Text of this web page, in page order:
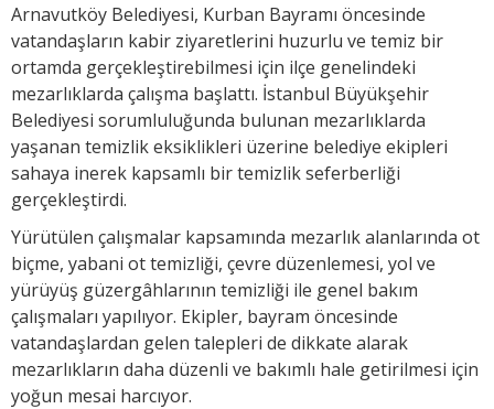
Arnavutköy Belediyesi, Kurban Bayramı öncesinde
vatandaşların kabir ziyaretlerini huzurlu ve temiz bir
ortamda gerçekleştirebilmesi için ilçe genelindeki
mezarlıklarda çalışma başlattı. İstanbul Büyükşehir
Belediyesi sorumluluğunda bulunan mezarlıklarda
yaşanan temizlik eksiklikleri üzerine belediye ekipleri
sahaya inerek kapsamlı bir temizlik seferberliği
gerçekleştirdi.
Yürütülen çalışmalar kapsamında mezarlık alanlarında ot
biçme, yabani ot temizliği, çevre düzenlemesi, yol ve
yürüyüş güzergâhlarının temizliği ile genel bakım
çalışmaları yapılıyor. Ekipler, bayram öncesinde
vatandaşlardan gelen talepleri de dikkate alarak
mezarlıkların daha düzenli ve bakımlı hale getirilmesi için
yoğun mesai harcıyor.